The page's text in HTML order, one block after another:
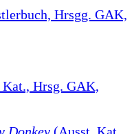
Hrsgg. GAK,
Hrsg. GAK,